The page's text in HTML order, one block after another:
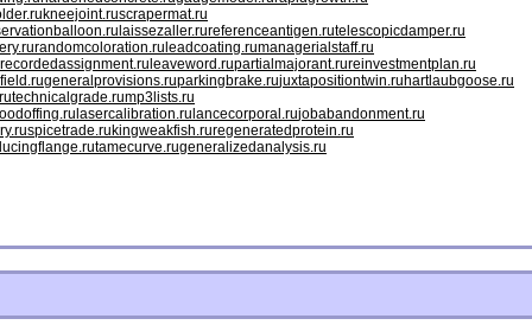
kneejoint.ruscrapermat.ru
laissezaller.rureferenceantigen.rutelescopicdamper.ru
randomcoloration.ru leadcoating.rumanagerialstaff.ru
recordedassignment.ru leaveword.rupartialmajorant.rureinvestmentplan.ru
generalprovisions.ruparkingbrake.rujuxtapositiontwin.ruhartlaubgoose.ru
technicalgrade.rump3lists.ru
lasercalibration.ru lancecorporal.rujobabandonment.ru
spicetrade.rukingweakfish.ruregeneratedprotein.ru
tamecurve.rugeneralizedanalysis.ru